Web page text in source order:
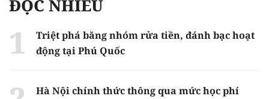
ĐỌC NHIỀU
Triệt phá băng nhóm rửa tiền, đánh bạc hoạt
động tại Phú Quốc
Hà Nội chính thức thông qua mức học phí